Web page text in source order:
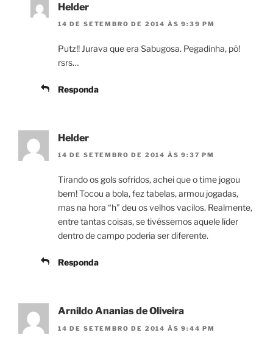
Helder
14 DE SETEMBRO DE 2014 ÀS 9:39 PM
Putz!! Jurava que era Sabugosa. Pegadinha, pô!
rsrs…
Responda
Helder
14 DE SETEMBRO DE 2014 ÀS 9:37 PM
Tirando os gols sofridos, achei que o time jogou
bem! Tocou a bola, fez tabelas, armou jogadas,
mas na hora “h” deu os velhos vacilos. Realmente,
entre tantas coisas, se tivéssemos aquele líder
dentro de campo poderia ser diferente.
Responda
Arnildo Ananias de Oliveira
14 DE SETEMBRO DE 2014 ÀS 9:44 PM